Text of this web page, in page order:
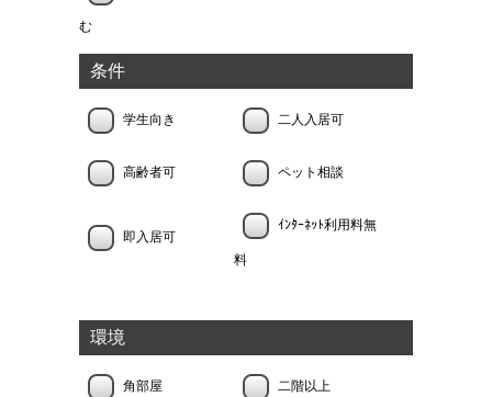
む
条件
学生向き 二人入居可
高齢者可 ペット相談
即入居可
ｲﾝﾀｰﾈｯﾄ利用料無
料
環境
角部屋 二階以上